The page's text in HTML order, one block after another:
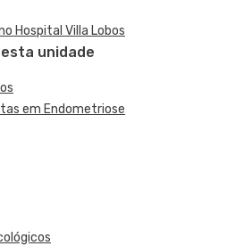
Hospital Villa Lobos
unidade
em Endometriose